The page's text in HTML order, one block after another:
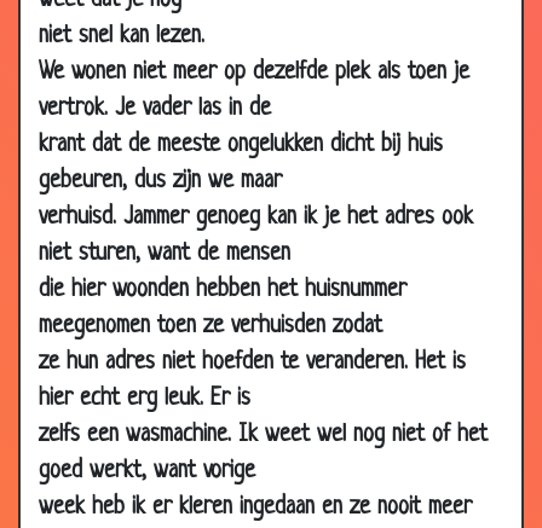
niet snel kan lezen.
We wonen niet meer op dezelfde plek als toen je
vertrok. Je vader las in de
krant dat de meeste ongelukken dicht bij huis
gebeuren, dus zijn we maar
verhuisd. Jammer genoeg kan ik je het adres ook
niet sturen, want de mensen
die hier woonden hebben het huisnummer
meegenomen toen ze verhuisden zodat
ze hun adres niet hoefden te veranderen. Het is
hier echt erg leuk. Er is
zelfs een wasmachine. Ik weet wel nog niet of het
goed werkt, want vorige
week heb ik er kleren ingedaan en ze nooit meer
2003
12 Feb
2003
Marokaan en Nederlander 3.53
10 Feb
2003
Tv
08 Feb
2003
Arme vlieg 3.01
07 Feb
Dom..
03 Feb
Toppunt van gierigheid.
03 Feb
2003
Uitvinding 3.33
01 Feb
2003
Dakloze